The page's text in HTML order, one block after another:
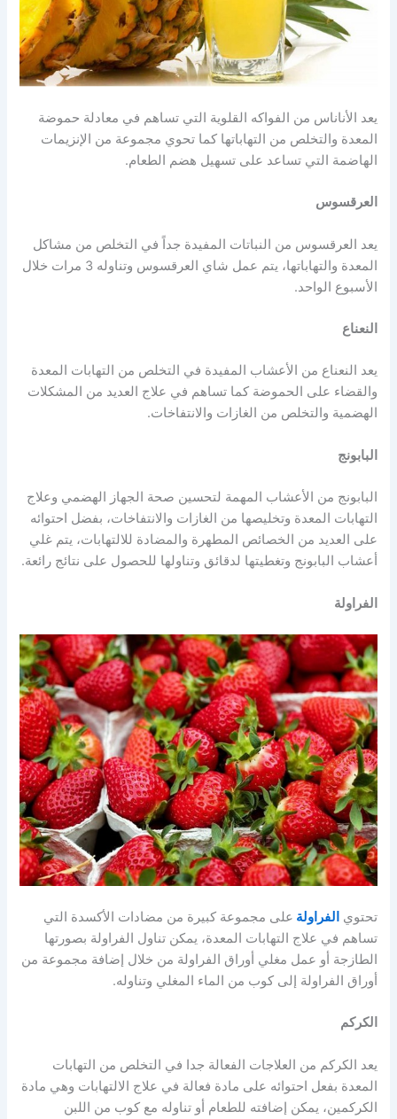
يعد الأناناس من الفواكه القلوية التي تساهم في معادلة حموضة
المعدة والتخلص من التهاباتها كما تحوي مجموعة من الإنزيمات
الهاضمة التي تساعد على تسهيل هضم الطعام.
العرقسوس
يعد العرقسوس من النباتات المفيدة جداً في التخلص من مشاكل
المعدة والتهاباتها، يتم عمل شاي العرقسوس وتناوله 3 مرات خلال
الأسبوع الواحد.
النعناع
يعد النعناع من الأعشاب المفيدة في التخلص من التهابات المعدة
والقضاء على الحموضة كما تساهم في علاج العديد من المشكلات
الهضمية والتخلص من الغازات والانتفاخات.
البابونج
البابونج من الأعشاب المهمة لتحسين صحة الجهاز الهضمي وعلاج
التهابات المعدة وتخليصها من الغازات والانتفاخات، بفضل احتوائه
على العديد من الخصائص المطهرة والمضادة للالتهابات، يتم غلي
أعشاب البابونج وتغطيتها لدقائق وتناولها للحصول على نتائج رائعة.
الفراولة
تحتوي الفراولة على مجموعة كبيرة من مضادات الأكسدة التي
تساهم في علاج التهابات المعدة، يمكن تناول الفراولة بصورتها
الطازجة أو عمل مغلي أوراق الفراولة من خلال إضافة مجموعة من
أوراق الفراولة إلى كوب من الماء المغلي وتناوله.
الكركم
يعد الكركم من العلاجات الفعالة جدا في التخلص من التهابات
المعدة بفعل احتوائه على مادة فعالة في علاج الالتهابات وهي مادة
الكركمين، يمكن إضافته للطعام أو تناوله مع كوب من اللبن